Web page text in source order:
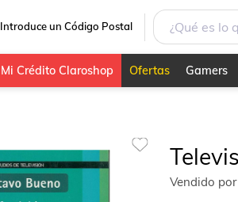
Introduce un Código Postal
Mi Crédito Claroshop Ofertas Gamers
Vendido por